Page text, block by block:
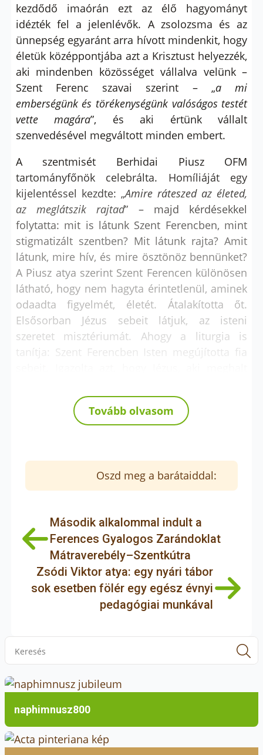
kezdődő imaórán ezt az élő hagyományt
idézték fel a jelenlévők. A zsolozsma és az
ünnepség egyaránt arra hívott mindenkit, hogy
életük középpontjába azt a Krisztust helyezzék,
aki mindenben közösséget vállalva velünk –
Szent Ferenc szavai szerint – „a mi
emberségünk és törékenységünk valóságos testét
vette magára”, és aki értünk vállalt
szenvedésével megváltott minden embert.
A szentmisét Berhidai Piusz OFM
tartományfőnök celebrálta. Homíliáját egy
kijelentéssel kezdte: „Amire ráteszed az életed,
az meglátszik rajtad” – majd kérdésekkel
folytatta: mit is látunk Szent Ferencben, mint
stigmatizált szentben? Mit látunk rajta? Amit
látunk, mire hív, és mire ösztönöz bennünket?
A Piusz atya szerint Szent Ferencen különösen
látható, hogy nem hagyta érintetlenül, aminek
odaadta figyelmét, életét. Átalakította őt.
Elsősorban Jézus sebeit látjuk, az isteni
szeretet misztériumát. Ahogy a liturgia is
tanítja: Szent Ferencben Isten megújította fia
kétezer éve, hanem 1224-ben és ma is élő
sebek. Jézus sebei Ferenc sebei lettek.
Ferenc az idő előrehaladtával egyre
megszületett lelkében a vértanúság vágya; az a
hit, hogy a földön úgy tud leginkább
egységben lenni az Úristennel a tettei által, ha
képes szeretetből elviselni a szenvedést.
Eszerint a fájdalom minden ember számára
lehetőség, voltaképpen meghívás, hogy
beletanuljunk és belenőjünk Isten szeretetébe.
Tovább olvasom
Oszd meg a barátaiddal:
Második alkalommal indult a
Ferences Gyalogos Zarándoklat
Mátraverebély–Szentkútra
Zsódi Viktor atya: egy nyári tábor
sok esetben fölér egy egész évnyi
pedagógiai munkával
naphimnusz800